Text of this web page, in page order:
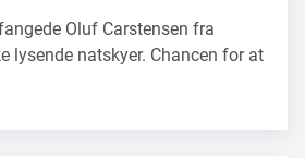
Oluf Carstensen fra
lysende natskyer. Chancen for at